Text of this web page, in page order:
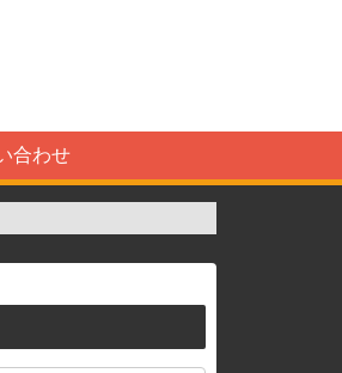
合わせ